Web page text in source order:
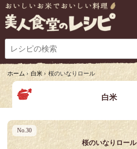
ホーム › 白米 › 桜のいなりロール
白米
No.30
桜のいなりロール